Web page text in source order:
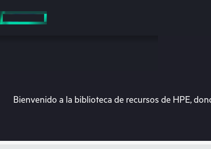
al
contenido
Bienvenido a la biblioteca de recursos de HPE,